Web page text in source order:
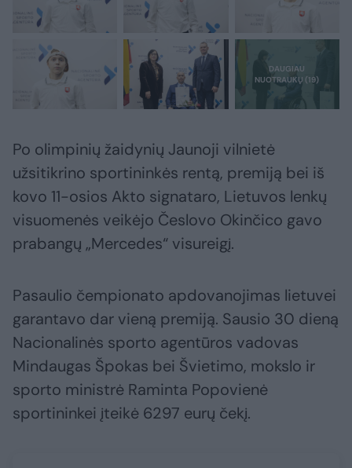
Po olimpinių žaidynių Jaunoji vilnietė
užsitikrino sportininkės rentą, premiją bei iš
kovo 11-osios Akto signataro, Lietuvos lenkų
visuomenės veikėjo Česlovo Okinčico gavo
prabangų „Mercedes“ visureigį.
Pasaulio čempionato apdovanojimas lietuvei
garantavo dar vieną premiją. Sausio 30 dieną
Nacionalinės sporto agentūros vadovas
Mindaugas Špokas bei Švietimo, mokslo ir
sporto ministrė Raminta Popovienė
sportininkei įteikė 6297 eurų čekį.